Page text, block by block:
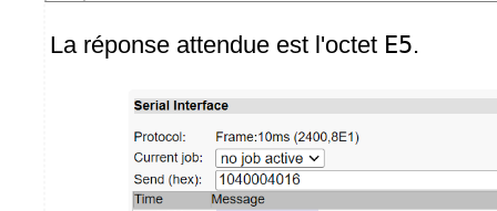
La réponse attendue est l'octet E5.